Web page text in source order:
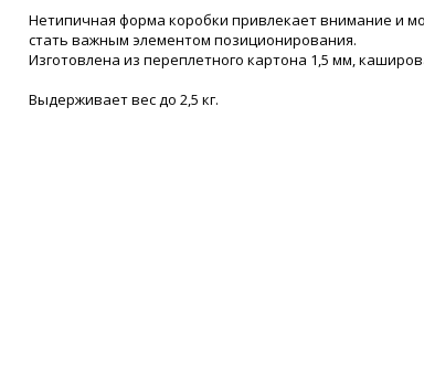
Нетипичная форма коробки привлекает внимание и
стать важным элементом позиционирования.
Изготовлена из переплетного картона 1,5 мм,
Выдерживает вес до 2,5 кг.